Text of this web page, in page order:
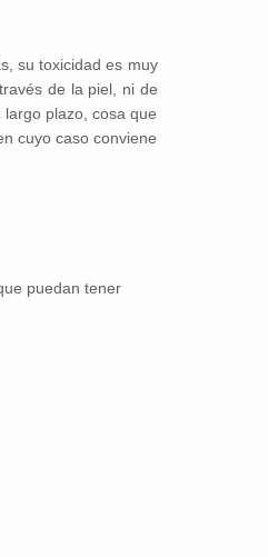
su toxicidad es muy
de la piel, ni de
plazo, cosa que
cuyo caso conviene
puedan tener